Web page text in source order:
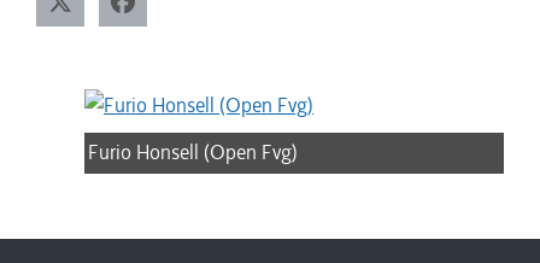
Furio Honsell (Open Fvg)